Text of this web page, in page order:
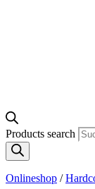
Products search
Onlineshop /